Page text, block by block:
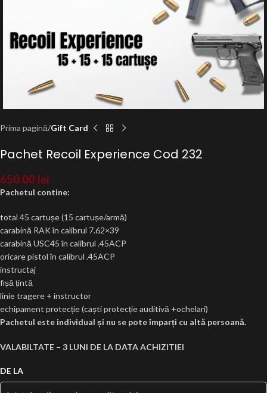
Prima pagină Gift Card
Pachet Recoil Experience Cod 232
650.00 lei
Pachetul contine:
total 45 cartușe (15 cartușe/armă)
carabină RAK în calibrul 7.62×39
carabină USC45 în calibrul .45ACP
oricare pistol în calibrul .45ACP
instructaj
fișă țintă
linie tragere + instructor
echipament protecție(caștiprotecțieauditivă +ochelari)
Pachetul este individual și nu se poteîmparți cu altă persoană.
VALABILTATE – 3 LUNI DE LA DATA ACHIZITIEI
DE LA